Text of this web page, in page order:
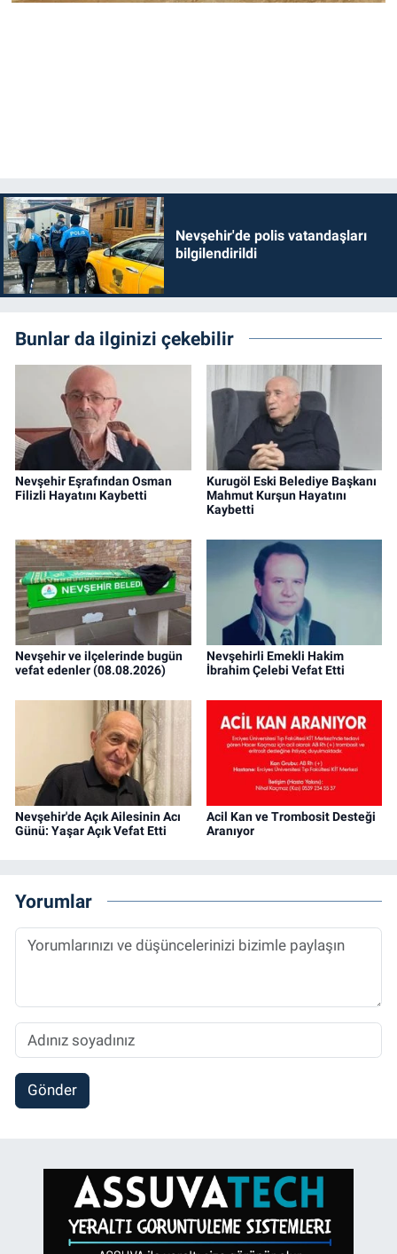
Nevşehir'de polis vatandaşları
bilgilendirildi
Bunlar da ilginizi çekebilir
Nevşehir Eşrafından Osman
Filizli Hayatını Kaybetti
Kurugöl Eski Belediye Başkanı
Mahmut Kurşun Hayatını
Kaybetti
Nevşehir ve ilçelerinde bugün
vefat edenler (08.08.2026)
Nevşehirli Emekli Hakim
İbrahim Çelebi Vefat Etti
Nevşehir'de Açık Ailesinin Acı
Günü: Yaşar Açık Vefat Etti
Acil Kan ve Trombosit Desteği
Aranıyor
Yorumlar
Gönder